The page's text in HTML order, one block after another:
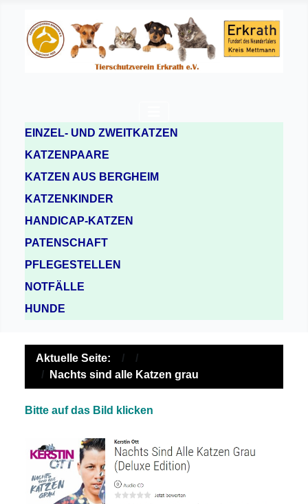
EINZEL- UND ZWEITKATZEN
KATZENPAARE
KATZEN AUS BERGHEIM
KATZENKINDER
HANDICAP-KATZEN
PATENSCHAFT
PFLEGESTELLEN
NOTFÄLLE
HUNDE
Aktuelle Seite:
Nachts sind alle Katzen grau
Bitte auf das Bild klicken